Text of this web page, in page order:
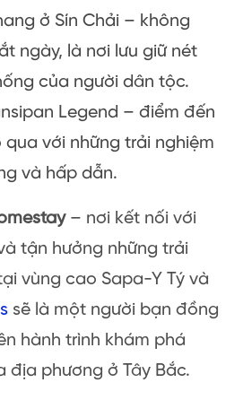
ở Sín Chải – không
ngày, là nơi lưu giữ nét
của người dân tộc.
Legend – điểm đến
qua với những trải nghiệm
và hấp dẫn.
– nơi kết nối với
tận hưởng những trải
vùng cao Sapa-Y Tý và
sẽ là một người bạn đồng
hành trình khám phá
địa phương ở Tây Bắc.